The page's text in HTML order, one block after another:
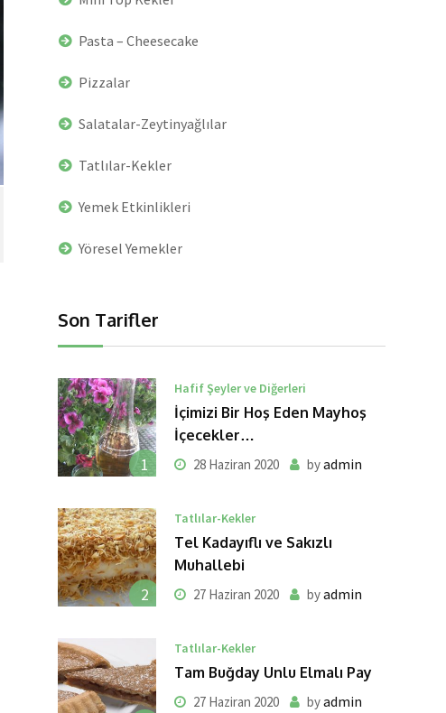
Pasta – Cheesecake
Pizzalar
Salatalar-Zeytinyağlılar
Tatlılar-Kekler
Yemek Etkinlikleri
Yöresel Yemekler
Son Tarifler
1
Hafif Şeyler ve Diğerleri
İçimizi Bir Hoş Eden Mayhoş
İçecekler…
28 Haziran 2020 byadmin
2
Tatlılar-Kekler
Tel Kadayıflı ve Sakızlı
Muhallebi
27 Haziran 2020 byadmin
Tatlılar-Kekler
Tam Buğday Unlu Elmalı Pay
27 Haziran 2020 byadmin